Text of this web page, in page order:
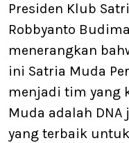
Presiden Klub
Robbyanto
menerangkan
ini Satria Muda
menjadi tim yang
Muda adalah
yang terbaik